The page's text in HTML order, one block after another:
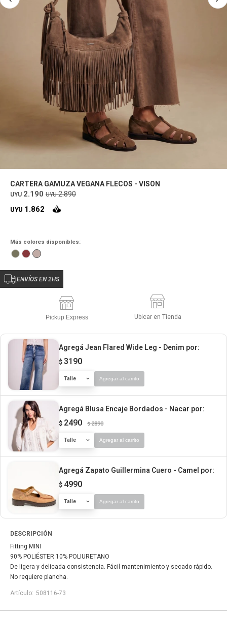
CARTERA GAMUZA VEGANA FLECOS - VISON
UYU 2.190 UYU 2.890
UYU 1.862
Más colores disponibles:
ENVÍOS EN 2HS
Pickup Express Ubicar en Tienda
Agregá Jean Flared Wide Leg - Denim por:
$ 3190
Talle Agregar al carrito
Agregá Blusa Encaje Bordados - Nacar por:
$ 2490 $ 2890
Talle Agregar al carrito
Agregá Zapato Guillermina Cuero - Camel por:
$ 4990
Talle Agregar al carrito
DESCRIPCIÓN
Fitting MINI
90% POLIÉSTER 10% POLIURETANO
De ligera y delicada consistencia. Fácil mantenimiento y secado rápido.
No requiere plancha.
508116-73